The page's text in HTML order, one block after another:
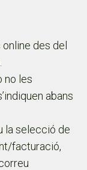
des del
no les
abans
la selecció de
facturació,